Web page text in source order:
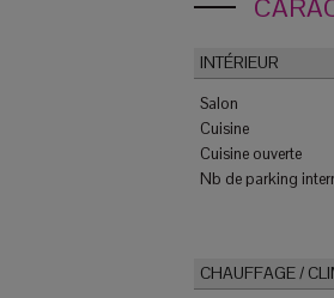
INTÉRIEUR
Salon
Cuisine
Cuisine ouverte
Nb de parking
CHAUFFAGE /